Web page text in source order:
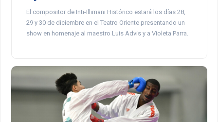
El compositor de Inti-Illimani Histórico estará los días 28,
29 y 30 de diciembre en el Teatro Oriente presentando un
show en homenaje al maestro Luis Advis y a Violeta Parra.